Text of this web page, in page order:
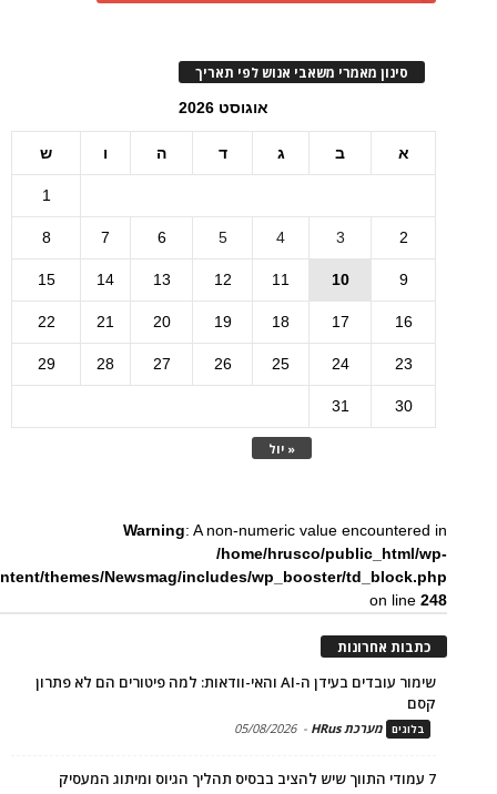
סינון מאמרי משאבי אנוש לפי תאריך
אוגוסט 2026
א ב ג ד ה ו ש
« יול
1
2
3
4
5
6
7
8
9
10
11
12
13
14
15
16
17
18
19
20
21
22
23
24
25
26
27
28
29
30
31
Warning: A non-numeric value encountered in
/home/hrusco/public_html/wp-
themes/Newsmag/includes/wp_booster/td_block.php
on line248
כתבות אחרונות
שימור עובדים בעידן ה-AI והאי-וודאות: למה פיטורים הם לא פתרון
קסם
בלוגים מערכת HRus -
05/08/2026
7 עמודי התווך שיש להציב בבסיס תהליך הגיוס ומיתוג המעסיק